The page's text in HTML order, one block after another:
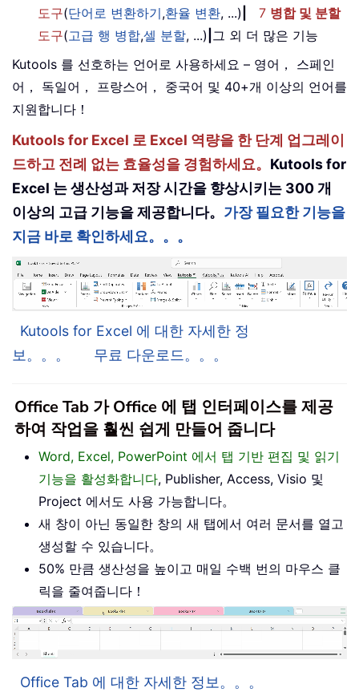
도구(단어로 변환하기,환율 변환, ...) 7 병합 및 분할
도구(고급 행 병합,셀 분할, ...) 그 외 더 많은 기능
Kutools 를 선호하는 언어로 사용하세요 – 영어， 스페인
어， 독일어， 프랑스어， 중국어 및 40+개 이상의 언어를
지원합니다！
Kutools for Excel 로 Excel 역량을 한 단계 업그레이
드하고 전례 없는 효율성을 경험하세요。 Kutools for
Excel 는 생산성과 저장 시간을 향상시키는 300 개
이상의 고급 기능을 제공합니다。 가장 필요한 기능을
지금 바로 확인하세요。。。
Kutools for Excel 에 대한 자세한 정
보。。。
무료 다운로드。。。
Office Tab 가 Office 에 탭 인터페이스를 제공
하여 작업을 훨씬 쉽게 만들어 줍니다
Word, Excel, PowerPoint 에서 탭 기반 편집 및 읽기
기능을 활성화합니다, Publisher, Access, Visio 및
Project 에서도 사용 가능합니다。
새 창이 아닌 동일한 창의 새 탭에서 여러 문서를 열고
생성할 수 있습니다。
50% 만큼 생산성을 높이고 매일 수백 번의 마우스 클
릭을 줄여줍니다！
Office Tab 에 대한 자세한 정보。。。